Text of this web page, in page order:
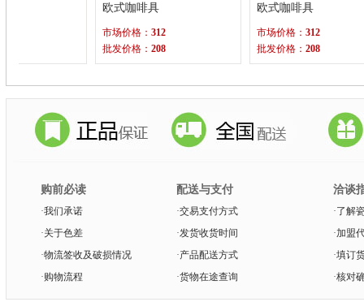
欧式咖啡具
市场价格：
批发价格：
烫金秒龙咖
市场价格：
批发价格：
购前必读
·我们承诺
·关于色差
·物流签收及破损情况
·购物流程
配送与支付
·交易支付方式
·发货收货时间
·产品配送方式
·货物在途查询
洽谈
·了解
·加盟
·填订
·核对